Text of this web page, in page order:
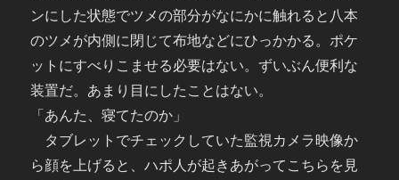
ンにした状態でツメの部分がなにかに触れると八本
のツメが内側に閉じて布地などにひっかかる。ポケ
ットにすべりこませる必要はない。ずいぶん便利な
装置だ。あまり目にしたことはない。
「あんた、寝てたのか」
タブレットでチェックしていた監視カメラ映像か
ら顔を上げると、ハポ人が起きあがってこちらを見